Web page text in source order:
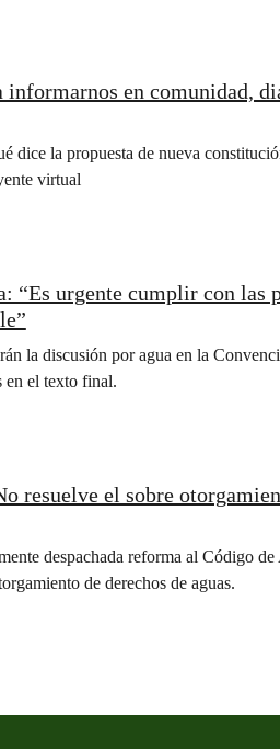
en comunidad,
dice la propuesta de nueva
virtual
“Es urgente cumplir con las
la discusión por agua en la
en el texto final.
resuelve el sobre
despachada reforma al Código
de derechos de aguas.